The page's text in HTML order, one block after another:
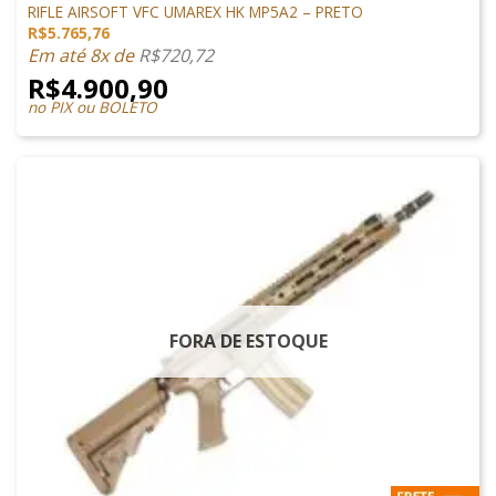
RIFLE AIRSOFT VFC UMAREX HK MP5A2 – PRETO
R$5.765,76
Em até 8x deR$720,72
R$4.900,90
no PIX ou BOLETO
FORA DE ESTOQUE